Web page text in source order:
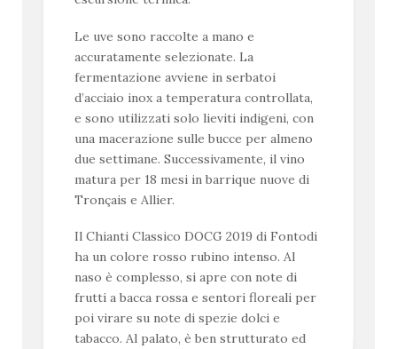
Le uve sono raccolte a mano e
accuratamente selezionate. La
fermentazione avviene in serbatoi
d’acciaio inox a temperatura controllata,
e sono utilizzati solo lieviti indigeni, con
una macerazione sulle bucce per almeno
due settimane. Successivamente, il vino
matura per 18 mesi in barrique nuove di
Tronçais e Allier.
Il Chianti Classico DOCG 2019 di Fontodi
ha un colore rosso rubino intenso. Al
naso è complesso, si apre con note di
frutti a bacca rossa e sentori floreali per
poi virare su note di spezie dolci e
tabacco. Al palato, è ben strutturato ed